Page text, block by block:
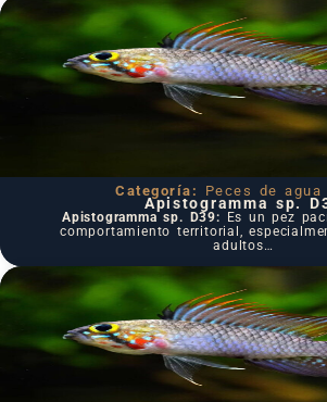
Categoría: Peces de agua
Apistogramma sp.
Apistogramma sp. D39:
Es un pez
comportamiento territorial,
adultos…